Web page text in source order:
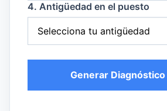
4. Antigüedad en el puesto
Generar Diagnóstico